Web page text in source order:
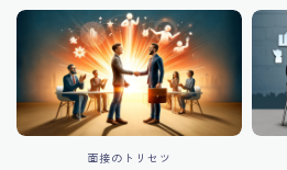
面接のトリセツ